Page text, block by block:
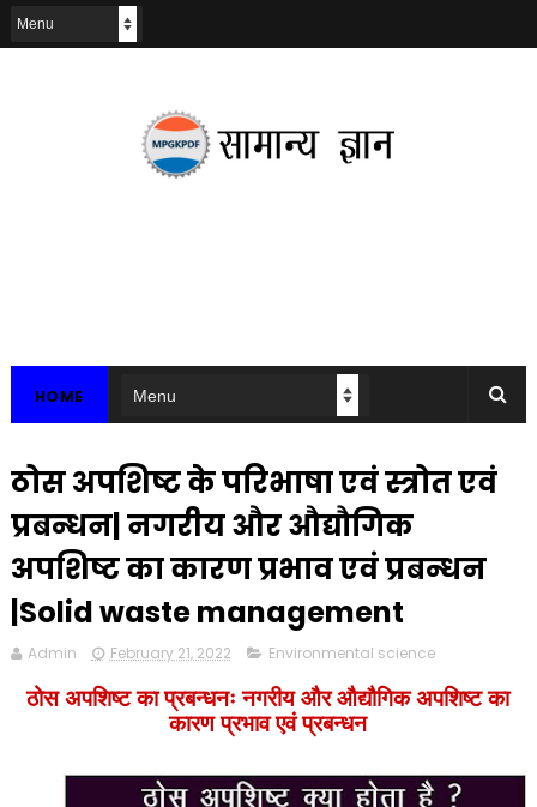
HOME
ठोस अपशिष्ट के परिभाषा एवं स्त्रोत एवं
प्रबन्धन| नगरीय और औद्यौगिक
अपशिष्ट का कारण प्रभाव एवं प्रबन्धन
|Solid waste management
Admin February 21, 2022 Environmental science
ठोस अपशिष्ट का प्रबन्धनः नगरीय और औद्यौगिक अपशिष्ट का
कारण प्रभाव एवं प्रबन्धन